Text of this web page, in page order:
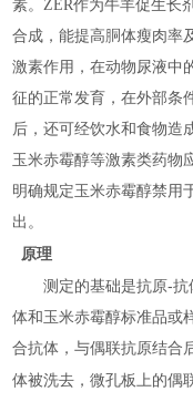
素。 ZER作为牛羊促生长
合成，能提高胴体瘦肉率
激素作用，在动物尿液中
征的正常发育，在外部条
后，还可经饮水和食物造
玉米赤霉醇等激素类药物
明确规定玉米赤霉醇禁用
出。
原理
测定的基础是抗原-抗
体和玉米赤霉醇标准品或
合抗体，与偶联抗原结合
体被洗去，微孔板上的偶